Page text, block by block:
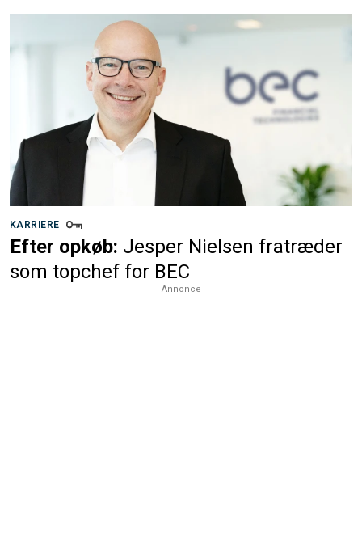
KARRIERE
Efter opkøb: Jesper Nielsen fratræder
som topchef for BEC
Annonce